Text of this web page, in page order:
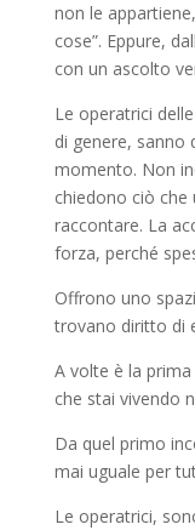
non le
cose”. Eppure,
con un ascolto
Le operatrici
di genere, sanno
momento. Non
chiedono ciò
raccontare. La
forza, perché
Offrono uno
trovano diritto di
A volte è la
che stai vivendo
Da quel primo
mai uguale per
Le operatrici,